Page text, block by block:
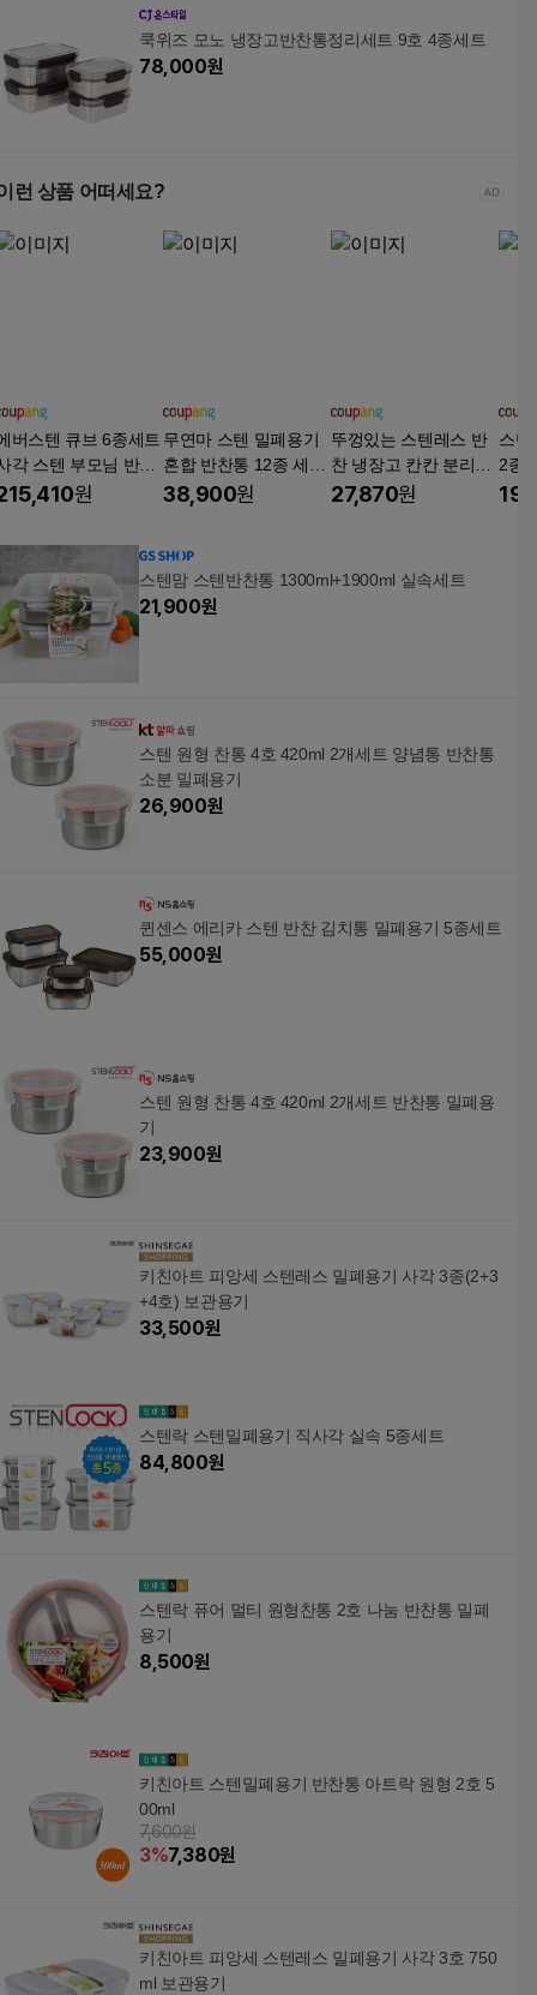
쿡위즈 모노 냉장고반찬통정리세트 9호 4종세트
78,000원
런 상품 어떠세요?
버스텐 큐브 6종세트
각 스텐 부모님 반찬
김치통 밧드, 1세트
원
무연마 스텐 밀폐용기
혼합 반찬통 12종 세트,
혼합12종, 1세트
38,900원
뚜껑있는 스텐레스 반
찬 냉장고 칸칸 분리형
밧드 5종
27,870원
스텐
2종
304
스텐맘 스텐반찬통 1300ml+1900ml 실속세트
21,900원
스텐 원형 찬통 4호 420ml 2개세트 양념통 반찬통
소분 밀폐용기
26,900원
퀸센스 에리카 스텐 반찬 김치통 밀폐용기 5종세트
55,000원
스텐 원형 찬통 4호 420ml 2개세트 반찬통 밀폐용
기
23,900원
키친아트 피앙세 스텐레스 밀폐용기 사각 3종(2+3
+4호) 보관용기
33,500원
스텐락 스텐밀폐용기 직사각 실속 5종세트
84,800원
스텐락 퓨어 멀티 원형찬통 2호 나눔 반찬통 밀폐
용기
8,500원
키친아트 스텐밀폐용기 반찬통 아트락 원형 2호 5
00ml
7,600원
3%7,380원
키친아트 피앙세 스텐레스 밀폐용기 사각 3호 750
ml 보관용기